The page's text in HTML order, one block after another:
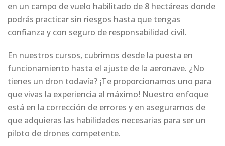
en un campo de vuelo habilitado de 8 hectáreas donde
podrás practicar sin riesgos hasta que tengas
confianza y con seguro de responsabilidad civil.
En nuestros cursos, cubrimos desde la puesta en
funcionamiento hasta el ajuste de la aeronave. ¿No
tienes un dron todavía? ¡Te proporcionamos uno para
que vivas la experiencia al máximo! Nuestro enfoque
está en la corrección de errores y en asegurarnos de
que adquieras las habilidades necesarias para ser un
piloto de drones competente.